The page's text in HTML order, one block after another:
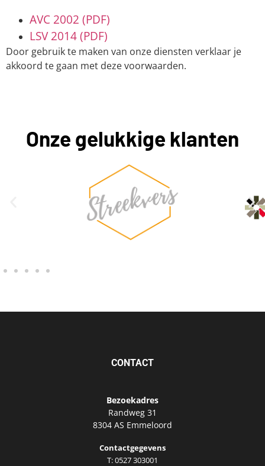
AVC 2002 (PDF)
LSV 2014 (PDF)
Door gebruik te maken van onze diensten verklaar je
akkoord te gaan met deze voorwaarden.
Onze gelukkige klanten
CONTACT
Bezoekadres
Randweg 31
8304 AS Emmeloord
Contactgegevens
T: 0527 303001